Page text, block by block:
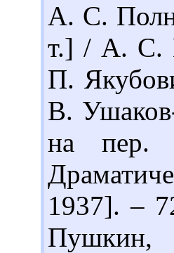
А. С.
т.] / А. С.
П.
В.
на
1937]. –